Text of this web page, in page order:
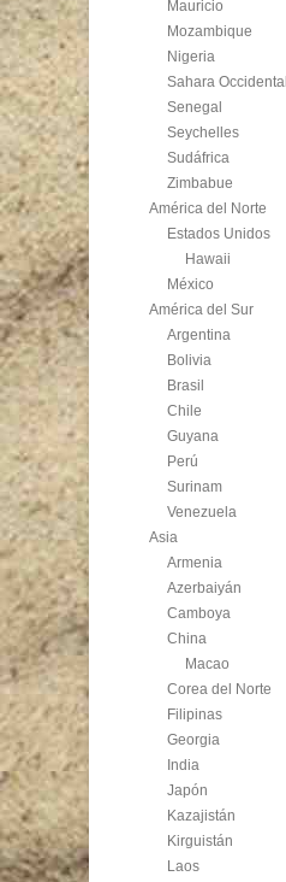
Mauricio
Mozambique
Nigeria
Sahara Occidental
Senegal
Seychelles
Sudáfrica
Zimbabue
América del Norte
Estados Unidos
Hawaii
México
América del Sur
Argentina
Bolivia
Brasil
Chile
Guyana
Perú
Surinam
Venezuela
Asia
Armenia
Azerbaiyán
Camboya
China
Macao
Corea del Norte
Filipinas
Georgia
India
Japón
Kazajistán
Kirguistán
Laos